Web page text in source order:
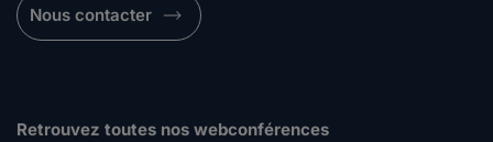
Nous contacter
Retrouvez toutes nos webconférences